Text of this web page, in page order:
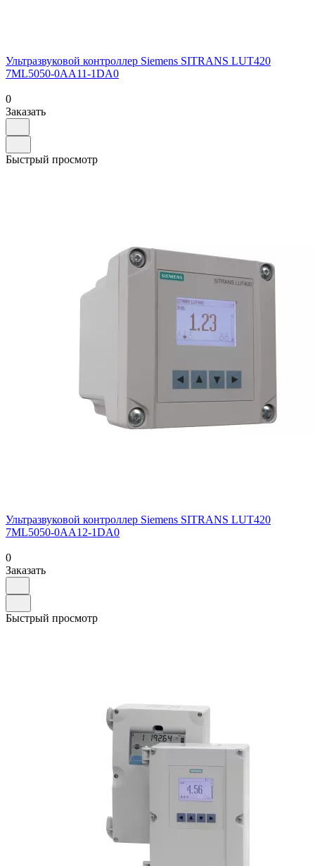
Ультразвуковой контроллер Siemens SITRANS LUT420
7ML5050-0AA11-1DA0
0
Заказать
Быстрый просмотр
Ультразвуковой контроллер Siemens SITRANS LUT420
7ML5050-0AA12-1DA0
0
Заказать
Быстрый просмотр